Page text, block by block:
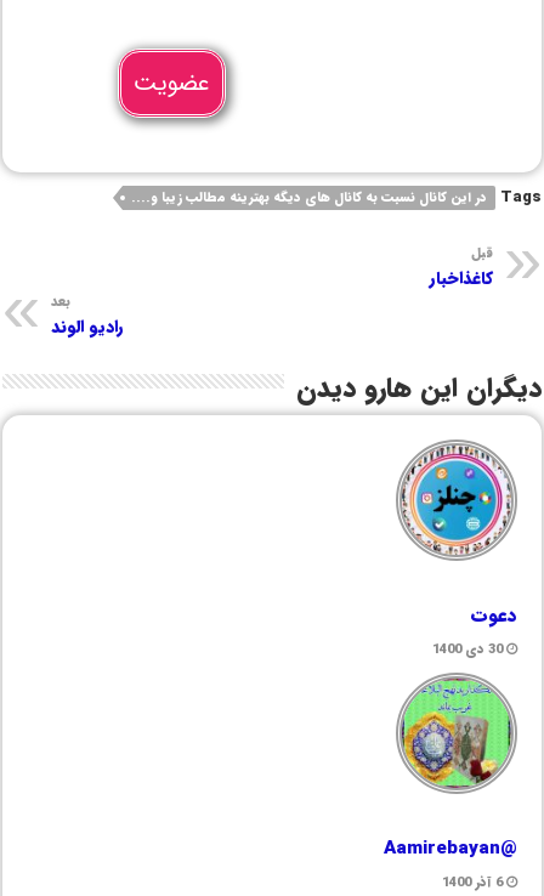
عضویت
Tags در این کانال نسبت به کانال های دیگه بهترینه مطالب زیبا و....
قبل
کاغذاخبار
بعد
رادیو الوند
دیگران این هارو دیدن
دعوت
30 دی 1400
@Aamirebayan
6 آذر 1400